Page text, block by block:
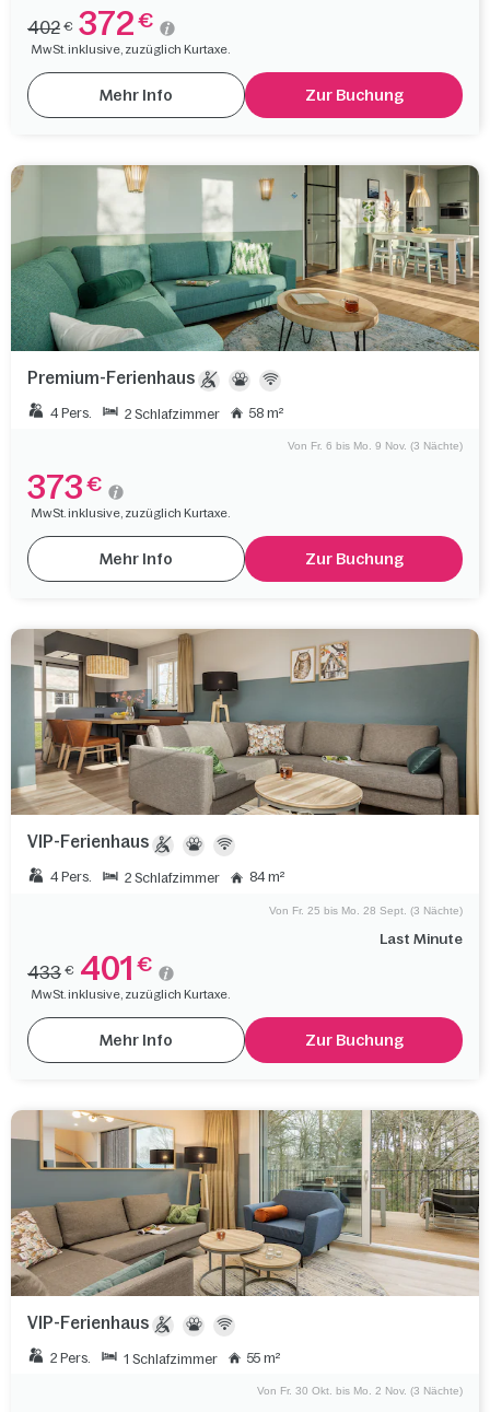
402 € 372 €
MwSt. inklusive, zuzüglich Kurtaxe.
Mehr Info Zur Buchung
Premium-Ferienhaus
4 Pers. 2 Schlafzimmer 58 m²
Von Fr. 6 bis Mo. 9 Nov. (3 Nächte)
373 €
MwSt. inklusive, zuzüglich Kurtaxe.
Mehr Info Zur Buchung
VIP-Ferienhaus
4 Pers. 2 Schlafzimmer 84 m²
Last Minute
Von Fr. 25 bis Mo. 28 Sept. (3 Nächte)
433 € 401 €
MwSt. inklusive, zuzüglich Kurtaxe.
Mehr Info Zur Buchung
VIP-Ferienhaus
2 Pers. 1 Schlafzimmer 55 m²
Von Fr. 30 Okt. bis Mo. 2 Nov. (3 Nächte)